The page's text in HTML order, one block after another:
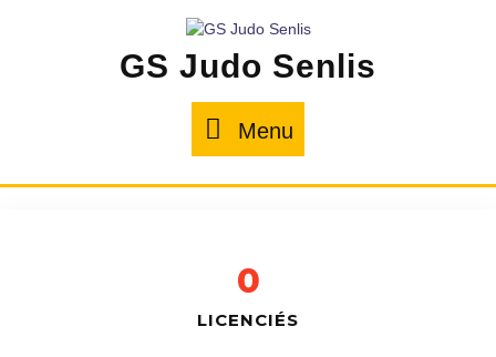
GS Judo Senlis
Menu
0
LICENCIÉS